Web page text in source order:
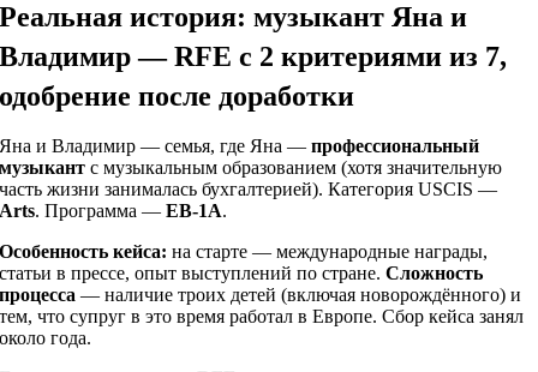
Реальная история: музыкант Яна и
Владимир — RFE с 2 критериями из 7,
одобрение после доработки
Яна и Владимир — семья, где Яна —профессиональный
музыкант с музыкальным образованием (хотя значительную
часть жизни занималась бухгалтерией). Категория USCIS —
Arts. Программа —EB-1A.
Особенность кейса: на старте — международные награды,
статьи в прессе, опыт выступлений по стране.Сложность
процесса — наличие троих детей (включая новорождённого) и
тем, что супруг в это время работал в Европе. Сбор кейса занял
около года.